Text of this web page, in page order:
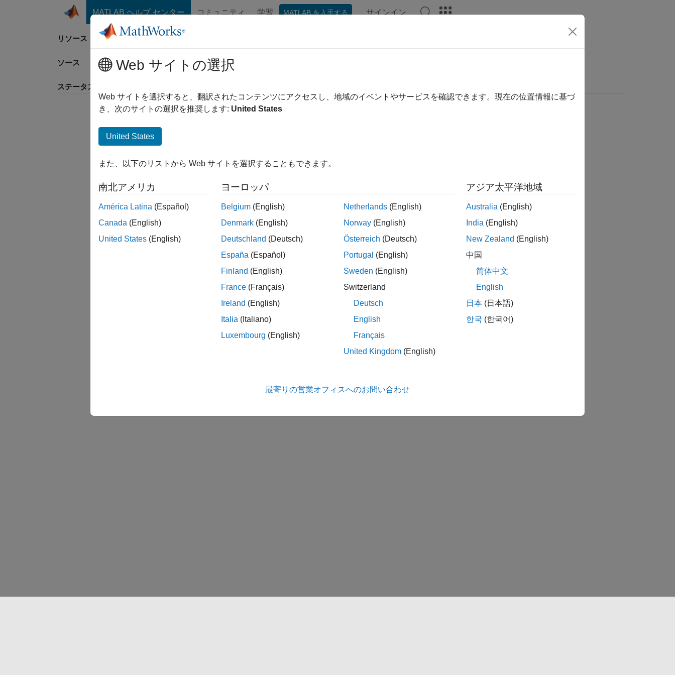
コンテンツへスキップ
MATLAB ヘルプ センター コミュニティ 学習 MATLAB を入手する サインイン
リソース
ソース
ステータス
並べ替え
Web サイトの選択
Web サイトを選択すると、翻訳されたコンテンツにアクセスし、地域のイベントやサービスを確認できます。現在の位置情報に基づ
き、次のサイトの選択を推奨します: United States
United States
また、以下のリストから Web サイトを選択することもできます。
南北アメリカ
América Latina (Español)
Canada (English)
United States (English)
ヨーロッパ
Belgium (English)
Denmark (English)
Deutschland (Deutsch)
España (Español)
Finland (English)
France (Français)
Ireland (English)
Italia (Italiano)
Luxembourg (English)
Netherlands (English)
Norway (English)
Österreich (Deutsch)
Portugal (English)
Sweden (English)
Switzerland
Deutsch
English
Français
United Kingdom (English)
アジア太平洋地域
Australia (English)
India (English)
New Zealand (English)
中国
简体中文
English
日本 (日本語)
한국 (한국어)
最寄りの営業オフィスへのお問い合わせ